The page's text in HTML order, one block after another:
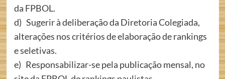
da FPBOL.
d) Sugerir à deliberação da Diretoria Colegiada,
alterações nos critérios de elaboração de rankings
e seletivas.
e) Responsabilizar-se pela publicação mensal, no